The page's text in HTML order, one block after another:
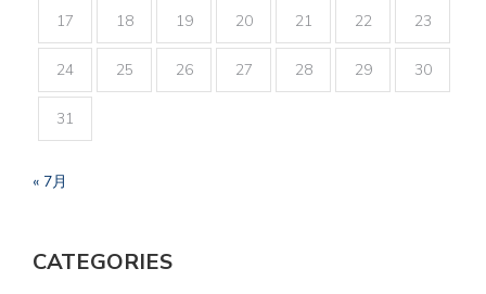
17 18 19 20 21 22 23
24 25 26 27 28 29 30
31
« 7月
CATEGORIES